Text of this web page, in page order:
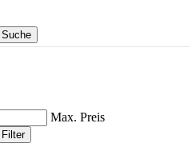
Suche
Max. Preis
Filter